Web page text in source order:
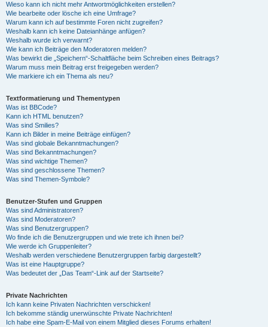
Wieso kann ich nicht mehr Antwortmöglichkeiten erstellen?
Wie bearbeite oder lösche ich eine Umfrage?
Warum kann ich auf bestimmte Foren nicht zugreifen?
Weshalb kann ich keine Dateianhänge anfügen?
Weshalb wurde ich verwarnt?
Wie kann ich Beiträge den Moderatoren melden?
Was bewirkt die „Speichern“-Schaltfläche beim Schreiben eines Beitrags?
Warum muss mein Beitrag erst freigegeben werden?
Wie markiere ich ein Thema als neu?
Textformatierung und Thementypen
Was ist BBCode?
Kann ich HTML benutzen?
Was sind Smilies?
Kann ich Bilder in meine Beiträge einfügen?
Was sind globale Bekanntmachungen?
Was sind Bekanntmachungen?
Was sind wichtige Themen?
Was sind geschlossene Themen?
Was sind Themen-Symbole?
Benutzer-Stufen und Gruppen
Was sind Administratoren?
Was sind Moderatoren?
Was sind Benutzergruppen?
Wo finde ich die Benutzergruppen und wie trete ich ihnen bei?
Wie werde ich Gruppenleiter?
Weshalb werden verschiedene Benutzergruppen farbig dargestellt?
Was ist eine Hauptgruppe?
Was bedeutet der „Das Team“-Link auf der Startseite?
Private Nachrichten
Ich kann keine Privaten Nachrichten verschicken!
Ich bekomme ständig unerwünschte Private Nachrichten!
Ich habe eine Spam-E-Mail von einem Mitglied dieses Forums erhalten!